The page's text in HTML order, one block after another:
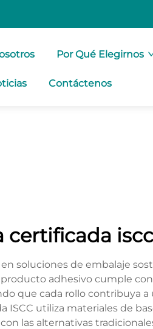
Por Qué Elegirnos
Contáctenos
certificada iscc
soluciones de embalaje
adhesivo cumple
que cada rollo contribuya
ISCC utiliza materiales de
las alternativas